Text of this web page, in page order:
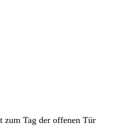
zum Tag der offenen Tür